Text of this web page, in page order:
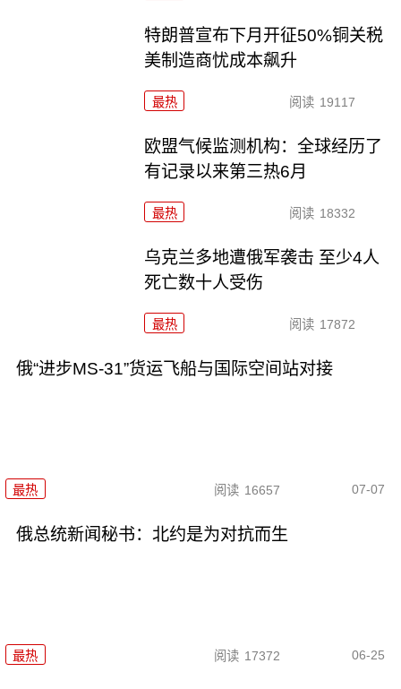
特朗普宣布下月开征50%铜关税
美制造商忧成本飙升
最热 阅读 19117
欧盟气候监测机构：全球经历了
有记录以来第三热6月
最热 阅读 18332
乌克兰多地遭俄军袭击 至少4人
死亡数十人受伤
最热 阅读 17872
俄“进步MS-31”货运飞船与国际空间站对接
最热 阅读 16657 07-07
俄总统新闻秘书：北约是为对抗而生
最热 阅读 17372 06-25